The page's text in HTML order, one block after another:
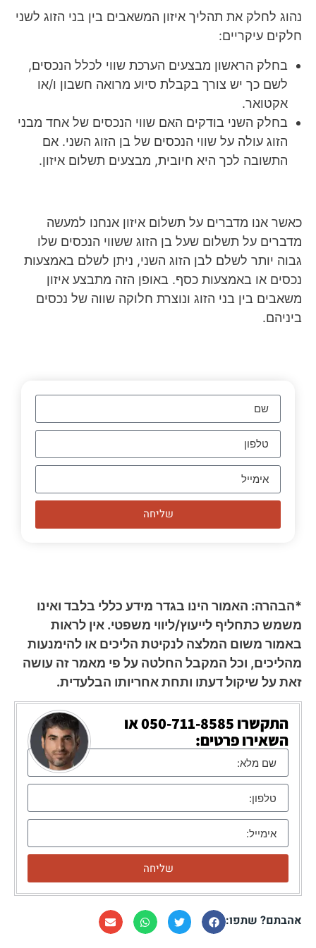
נהוג לחלק את תהליך איזון המשאבים בין בני הזוג לשני
חלקים עיקריים:
בחלק הראשון מבצעים הערכת שווי לכלל הנכסים,
לשם כך יש צורך בקבלת סיוע מרואה חשבון ו/או
אקטואר.
בחלק השני בודקים האם שווי הנכסים של אחד מבני
הזוג עולה על שווי הנכסים של בן הזוג השני. אם
התשובה לכך היא חיובית, מבצעים תשלום איזון.
כאשר אנו מדברים על תשלום איזון אנחנו למעשה
מדברים על תשלום שעל בן הזוג ששווי הנכסים שלו
גבוה יותר לשלם לבן הזוג השני, ניתן לשלם באמצעות
נכסים או באמצעות כסף. באופן הזה מתבצע איזון
משאבים בין בני הזוג ונוצרת חלוקה שווה של נכסים
ביניהם.
שליחה
*הבהרה: האמור הינו בגדר מידע כללי בלבד ואינו
משמש כתחליף לייעוץ/ליווי משפטי. אין לראות
באמור משום המלצה לנקיטת הליכים או להימנעות
מהליכים, וכל המקבל החלטה על פי מאמר זה עושה
זאת על שיקול דעתו ותחת אחריותו הבלעדית.
התקשרו 050-711-8585או
השאירו פרטים:
שליחה
אהבתם? שתפו: